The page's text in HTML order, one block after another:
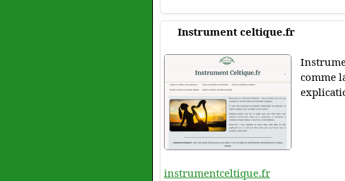
Instrument celtique.fr
comme
instrumentceltique.fr